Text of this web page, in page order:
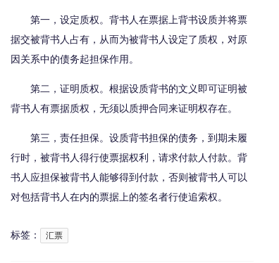
第一，设定质权。背书人在票据上背书设质并将票
据交被背书人占有，从而为被背书人设定了质权，对原
因关系中的债务起担保作用。
第二，证明质权。根据设质背书的文义即可证明被
背书人有票据质权，无须以质押合同来证明权存在。
第三，责任担保。设质背书担保的债务，到期未履
行时，被背书人得行使票据权利，请求付款人付款。背
书人应担保被背书人能够得到付款，否则被背书人可以
对包括背书人在内的票据上的签名者行使追索权。
标签： 汇票